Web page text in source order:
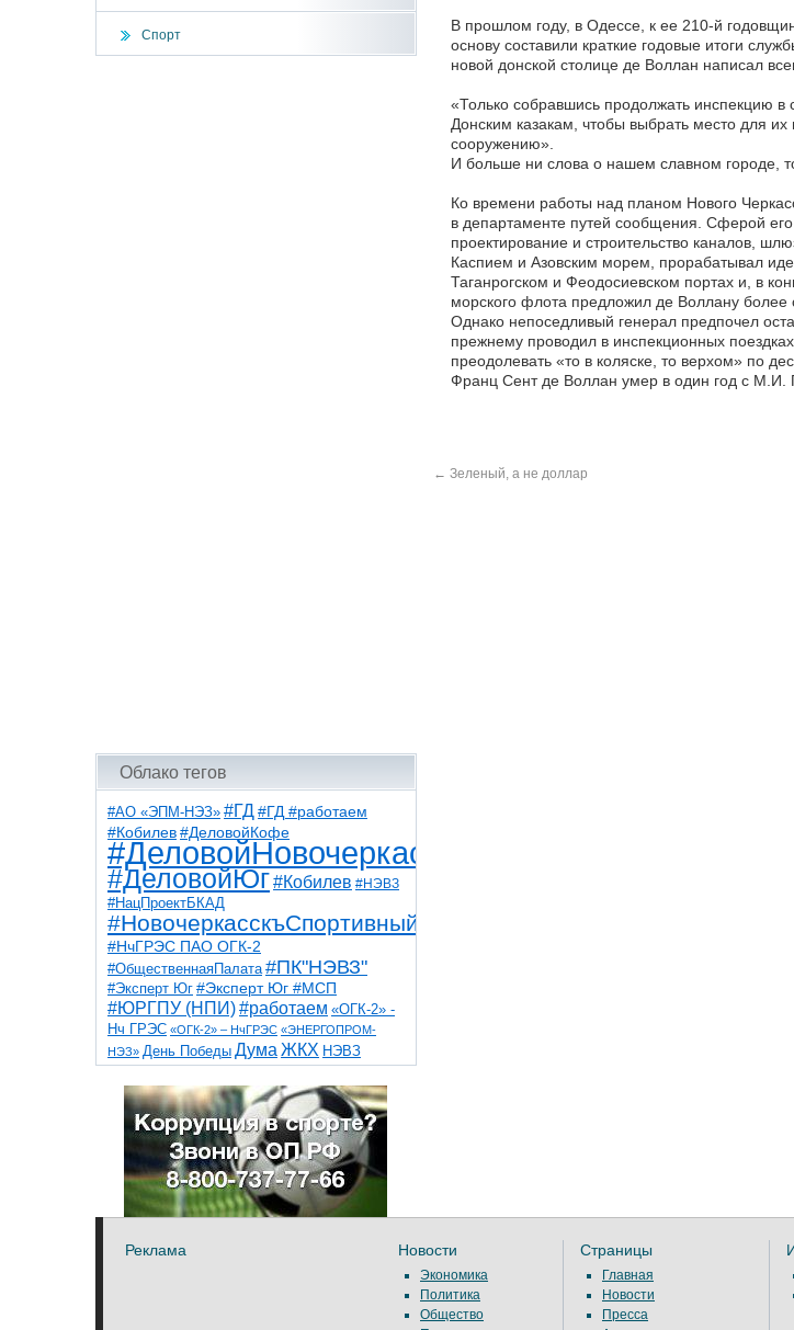
Спорт
Облако тегов
#АО «ЭПМ-НЭЗ» #ГД #ГД #работаем
#Кобилев #ДеловойКофе
#ДеловойНовочеркасск
#ДеловойЮг#Кобилев #НЭВЗ
#НацПроектБКАД
#НовочеркасскъСпортивный
#НчГРЭС ПАО ОГК-2
#ОбщественнаяПалата #ПК"НЭВЗ"
#Эксперт Юг #Эксперт Юг #МСП
#ЮРГПУ (НПИ)#работаем «ОГК-2» -
Нч ГРЭС «ОГК-2» – НчГРЭС «ЭНЕРГОПРОМ-
НЭЗ» День Победы Дума ЖКХ НЭВЗ
НчГРЭС ТНТ
благоустройствоветераны выборы
детидороги казаки коррупция космос
общественная палата парк пожар роща
спорт театр транспорт художники
В прошлом году, в Одессе, к ее 210-й
основу составили краткие годовые итоги
новой донской столице де Воллан написал
«Только собравшись продолжать инспекцию в
Донским казакам, чтобы выбрать место для
сооружению».
И больше ни слова о нашем славном городе,
Ко времени работы над планом Нового
в департаменте путей сообщения. Сферой
проектирование и строительство каналов,
Каспием и Азовским морем, прорабатывал
Таганрогском и Феодосиевском портах и, в
морского флота предложил де Воллану более
Однако непоседливый генерал предпочел
прежнему проводил в инспекционных
преодолевать «то в коляске, то верхом» по
Франц Сент де Воллан умер в один год с М.И.
← Зеленый, а не доллар
Реклама Новости
Экономика
Политика
Общество
Страницы
Главная
Новости
Пресса